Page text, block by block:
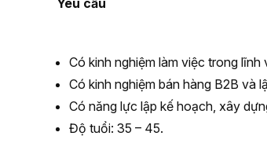
Yêu cầu
Có kinh nghiệm làm việc trong
Có kinh nghiệm bán hàng B2B và
Có năng lực lập kế hoạch, xây
Độ tuổi: 35 – 45.